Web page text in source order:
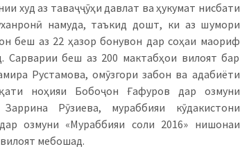
худ аз таваҷҷӯҳи давлат ва ҳукумат нисбати
намуда, таъкид дошт, ки аз шумори
беш аз 22 ҳазор бонувон дар соҳаи маориф
Сарварии беш аз 200 мактабҳои вилоят бар
Рустамова, омӯзгори забон ва адабиёти
ноҳияи Бобоҷон Ғафуров дар озмуни
Рӯзиева, мураббияи кӯдакистони
озмуни «Мураббияи соли 2016» нишонаи
мебошад.